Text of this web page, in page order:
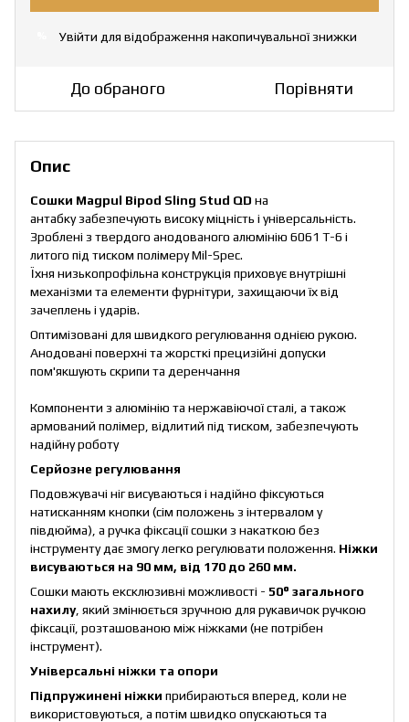
Увійти для відображення накопичувальної знижки
До обраного Порівняти
Опис
Сошки Magpul Bipod Sling Stud QD на
антабку забезпечують високу міцність і універсальність.
Зроблені з твердого анодованого алюмінію 6061 T-6 і
литого під тиском полімеру Mil-Spec.
Їхня низькопрофільна конструкція приховує внутрішні
механізми та елементи фурнітури, захищаючи їх від
зачеплень і ударів.
Оптимізовані для швидкого регулювання однією рукою.
Анодовані поверхні та жорсткі прецизійні допуски
пом'якшують скрипи та деренчання
Компоненти з алюмінію та нержавіючої сталі, а також
армований полімер, відлитий під тиском, забезпечують
надійну роботу
Серйозне регулювання
Подовжувачі ніг висуваються і надійно фіксуються
натисканням кнопки (сім положень з інтервалом у
півдюйма), а ручка фіксації сошки з накаткою без
інструменту дає змогу легко регулювати положення. Ніжки
висуваються на 90 мм, від 170 до 260 мм.
Сошки мають ексклюзивні можливості - 50° загального
нахилу, який змінюється зручною для рукавичок ручкою
фіксації, розташованою між ніжками (не потрібен
інструмент).
Універсальні ніжки та опори
Підпружинені ніжки прибираються вперед, коли не
використовуються, а потім швидко опускаються та